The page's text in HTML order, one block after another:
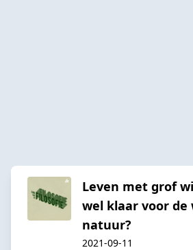
Leven met grof
wel klaar voor de
natuur?
2021-09-11